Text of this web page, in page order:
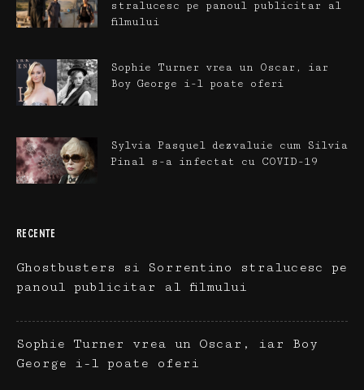
stralucesc pe panoul publicitar al
filmului
Sophie Turner vrea un Oscar, iar
Boy George i-l poate oferi
Sylvia Pasquel dezvaluie cum Silvia
Pinal s-a infectat cu COVID-19
RECENTE
Ghostbusters si Sorrentino stralucesc pe
panoul publicitar al filmului
Sophie Turner vrea un Oscar, iar Boy
George i-l poate oferi